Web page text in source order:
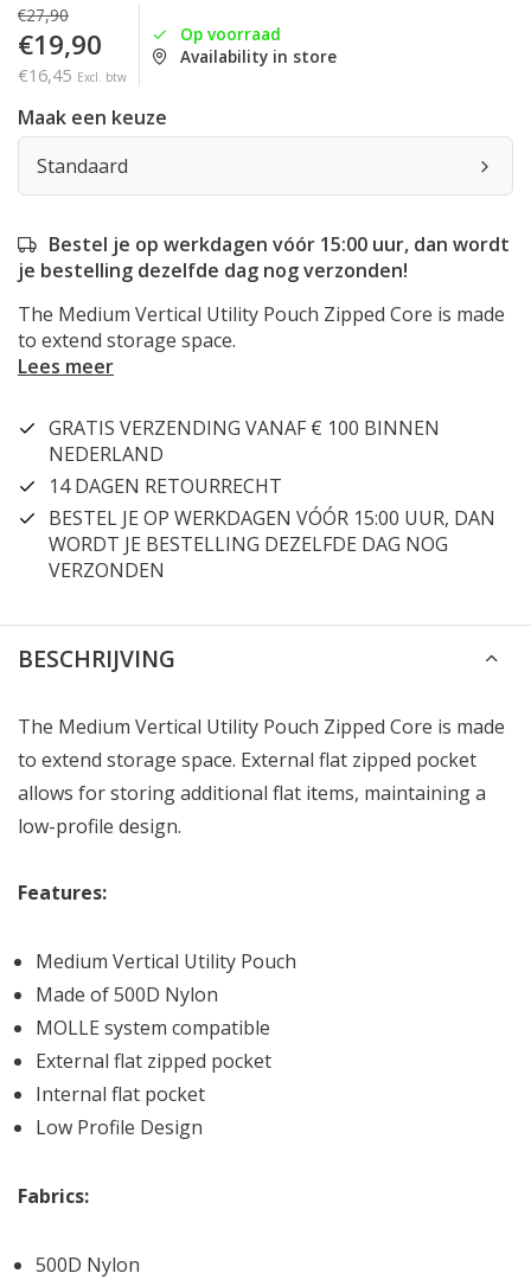
€27,90
€19,90
€16,45 Excl. btw
Op voorraad
Availability in store
Maak een keuze
Standaard
Bestel je op werkdagen vóór 15:00 uur, dan wordt
je bestelling dezelfde dag nog verzonden!
The Medium Vertical Utility Pouch Zipped Core is made
to extend storage space.
Lees meer
GRATIS VERZENDING VANAF € 100 BINNEN
NEDERLAND
14 DAGEN RETOURRECHT
BESTEL JE OP WERKDAGEN VÓÓR 15:00 UUR, DAN
WORDT JE BESTELLING DEZELFDE DAG NOG
VERZONDEN
BESCHRIJVING
The Medium Vertical Utility Pouch Zipped Core is made
to extend storage space. External flat zipped pocket
allows for storing additional flat items, maintaining a
low-profile design.
Features:
Medium Vertical Utility Pouch
Made of 500D Nylon
MOLLE system compatible
External flat zipped pocket
Internal flat pocket
Low Profile Design
Fabrics:
500D Nylon